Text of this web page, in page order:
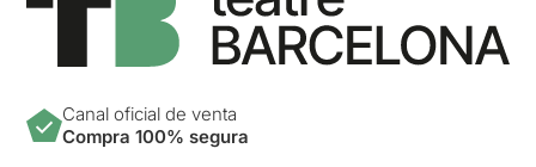
Canal oficial de venta
Compra 100% segura